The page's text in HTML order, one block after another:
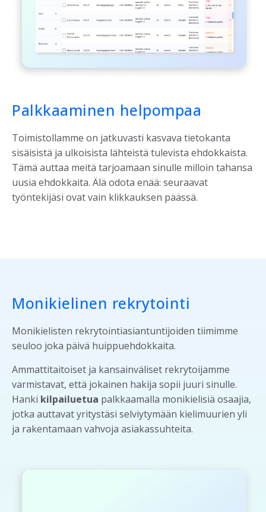
Palkkaaminen helpompaa
Toimistollamme on jatkuvasti kasvava tietokanta
sisäisistä ja ulkoisista lähteistä tulevista ehdokkaista.
Tämä auttaa meitä tarjoamaan sinulle milloin tahansa
uusia ehdokkaita. Älä odota enää: seuraavat
työntekijäsi ovat vain klikkauksen päässä.
Monikielinen rekrytointi
Monikielisten rekrytointiasiantuntijoiden tiimimme
seuloo joka päivä huippuehdokkaita.
Ammattitaitoiset ja kansainväliset rekrytoijamme
varmistavat, että jokainen hakija sopii juuri sinulle.
Hanki kilpailuetua palkkaamalla monikielisiä osaajia,
jotka auttavat yritystäsi selviytymään kielimuurien yli
ja rakentamaan vahvoja asiakassuhteita.